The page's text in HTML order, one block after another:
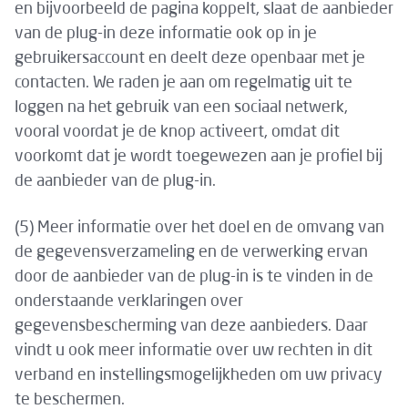
en bijvoorbeeld de pagina koppelt, slaat de aanbieder
van de plug-in deze informatie ook op in je
gebruikersaccount en deelt deze openbaar met je
contacten. We raden je aan om regelmatig uit te
loggen na het gebruik van een sociaal netwerk,
vooral voordat je de knop activeert, omdat dit
voorkomt dat je wordt toegewezen aan je profiel bij
de aanbieder van de plug-in.
(5) Meer informatie over het doel en de omvang van
de gegevensverzameling en de verwerking ervan
door de aanbieder van de plug-in is te vinden in de
onderstaande verklaringen over
gegevensbescherming van deze aanbieders. Daar
vindt u ook meer informatie over uw rechten in dit
verband en instellingsmogelijkheden om uw privacy
te beschermen.